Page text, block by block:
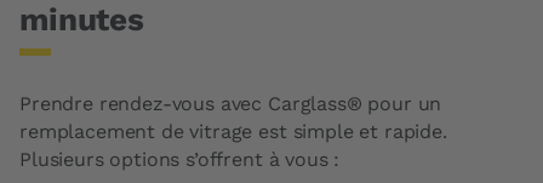
minutes
Prendre rendez-vous avec Carglass® pour un
remplacement de vitrage est simple et rapide.
Plusieurs options s’offrent à vous :